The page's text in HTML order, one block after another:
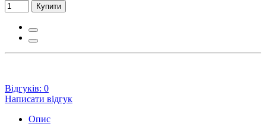
Купити
Відгуків: 0
Написати відгук
Опис